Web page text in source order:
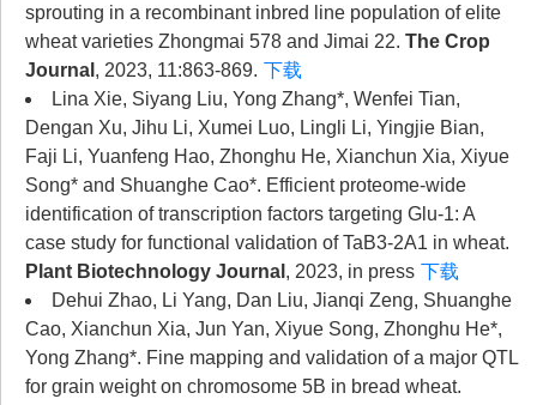
sprouting in a recombinant inbred line population of elite
wheat varieties Zhongmai 578 and Jimai 22. The Crop
Journal , 2023, 11:863-869. 下载
Lina Xie, Siyang Liu, Yong Zhang*, Wenfei Tian,
Dengan Xu, Jihu Li, Xumei Luo, Lingli Li, Yingjie Bian,
Faji Li, Yuanfeng Hao, Zhonghu He, Xianchun Xia, Xiyue
Song* and Shuanghe Cao*. Efficient proteome-wide
identification of transcription factors targeting Glu-1: A
case study for functional validation of TaB3-2A1 in wheat.
Plant Biotechnology Journal , 2023, in press 下载
Dehui Zhao, Li Yang, Dan Liu, Jianqi Zeng, Shuanghe
Cao, Xianchun Xia, Jun Yan, Xiyue Song, Zhonghu He*,
Yong Zhang*. Fine mapping and validation of a major QTL
for grain weight on chromosome 5B in bread wheat.